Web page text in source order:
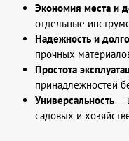
Экономия места и
отдельные
Надежность и
прочных
Простота
принадлежностей
Универсальность —
садовых и